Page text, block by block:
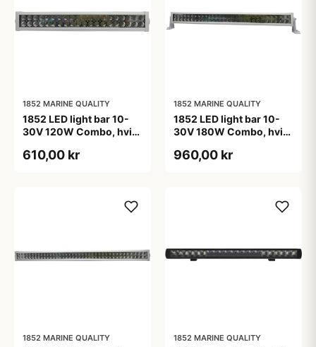
1852 MARINE QUALITY
1852 LED light bar 10-
30V 120W Combo, hvid
610,00 kr
1852 MARINE QUALITY
1852 LED light bar 10-
30V 180W Combo, hvid
960,00 kr
1852 MARINE QUALITY 1852 MARINE QUALITY